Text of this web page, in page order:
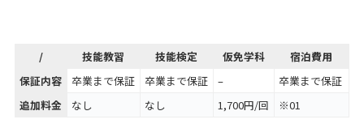
/ 技能教習 技能検定 仮免学科
宿泊費用
保証内容
卒業まで保証 卒業まで保証 –
卒業まで保証
追加料金
なし なし 1,700円/回 ※01